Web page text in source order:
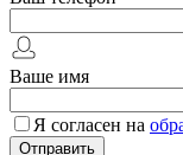
Ваше имя
Я согласен на